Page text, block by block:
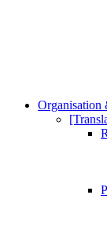
Organisation